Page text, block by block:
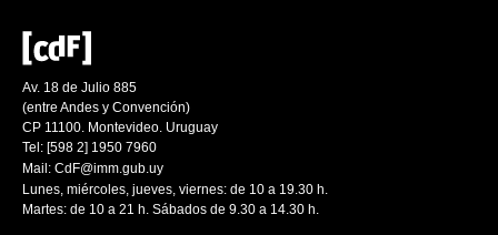
Av. 18 de Julio 885
(entre Andes y Convención)
CP 11100. Montevideo. Uruguay
Tel: [598 2] 1950 7960
Mail: CdF@imm.gub.uy
Lunes, miércoles, jueves, viernes: de 10 a 19.30 h.
Martes: de 10 a 21 h. Sábados de 9.30 a 14.30 h.